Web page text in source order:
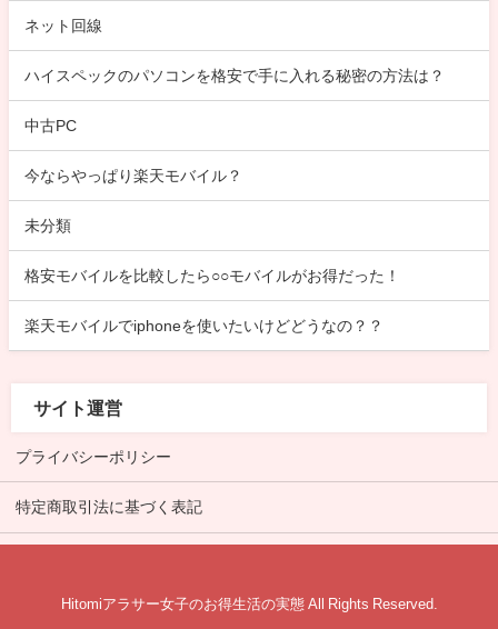
ネット回線
ハイスペックのパソコンを格安で手に入れる秘密の方法は？
中古PC
今ならやっぱり楽天モバイル？
未分類
格安モバイルを比較したら○○モバイルがお得だった！
楽天モバイルでiphoneを使いたいけどどうなの？？
サイト運営
プライバシーポリシー
特定商取引法に基づく表記
Hitomiアラサー女子のお得生活の実態 All Rights Reserved.